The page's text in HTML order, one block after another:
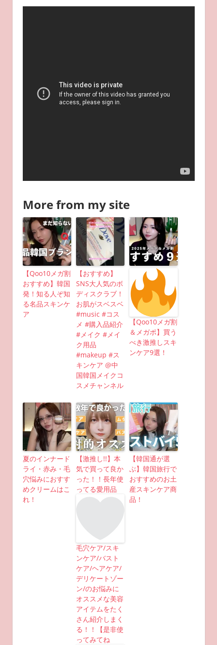
More from my site
【Qoo10メガ割
おすすめ】韓国
発！知る人ぞ知
る名品スキンケ
ア
【おすすめ】
SNS大人気のボ
ディスクラブ！
お肌がスベスベ
#music #コス
メ #購入品紹介
#メイク #メイ
ク用品
#makeup #ス
キンケア @中
国韓国メイクコ
スメチャンネル
【Qoo10メガ割
＆メガポ】買う
べき激推しスキ
ンケア9選！
夏のインナード
ライ・赤み・毛
穴悩みにおすす
めクリームはこ
れ！
【激推し!!】本
気で買って良か
った！！長年使
ってる愛用品
毛穴ケア/スキ
ンケア/バスト
ケア/ヘアケア/
デリケートゾー
ン/のお悩みに
オススメな美容
アイテムをたく
さん紹介しまく
る！！【是非使
ってみてね
【韓国通が選
ぶ】韓国旅行で
おすすめのお土
産スキンケア商
品！